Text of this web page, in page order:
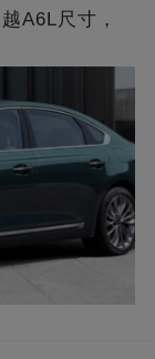
A6L尺寸，